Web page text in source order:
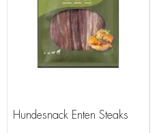
Hundesnack Enten Steaks